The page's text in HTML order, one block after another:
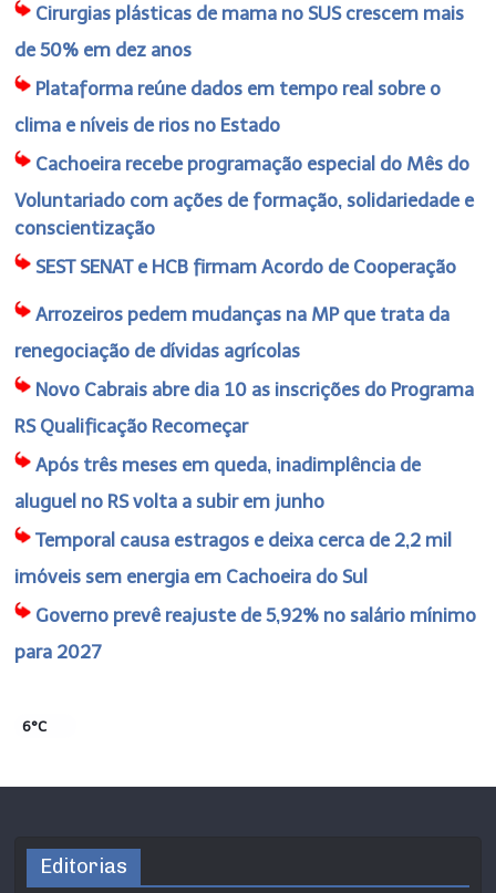
Cirurgias plásticas de mama no SUS crescem mais
de 50% em dez anos
Plataforma reúne dados em tempo real sobre o
clima e níveis de rios no Estado
Cachoeira recebe programação especial do Mês do
Voluntariado com ações de formação, solidariedade e
conscientização
SEST SENAT e HCB firmam Acordo de Cooperação
Arrozeiros pedem mudanças na MP que trata da
renegociação de dívidas agrícolas
Novo Cabrais abre dia 10 as inscrições do Programa
RS Qualificação Recomeçar
Após três meses em queda, inadimplência de
aluguel no RS volta a subir em junho
Temporal causa estragos e deixa cerca de 2,2 mil
imóveis sem energia em Cachoeira do Sul
Governo prevê reajuste de 5,92% no salário mínimo
para 2027
6°C
Editorias